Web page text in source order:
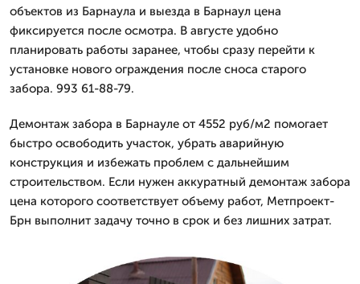
объектов из Барнаула и выезда в Барнаул цена
фиксируется после осмотра. В августе удобно
планировать работы заранее, чтобы сразу перейти к
установке нового ограждения после сноса старого
забора. 993 61-88-79.
Демонтаж забора в Барнауле от 4552 руб/м2 помогает
быстро освободить участок, убрать аварийную
конструкция и избежать проблем с дальнейшим
строительством. Если нужен аккуратный демонтаж забора
цена которого соответствует объему работ, Метпроект-
Брн выполнит задачу точно в срок и без лишних затрат.